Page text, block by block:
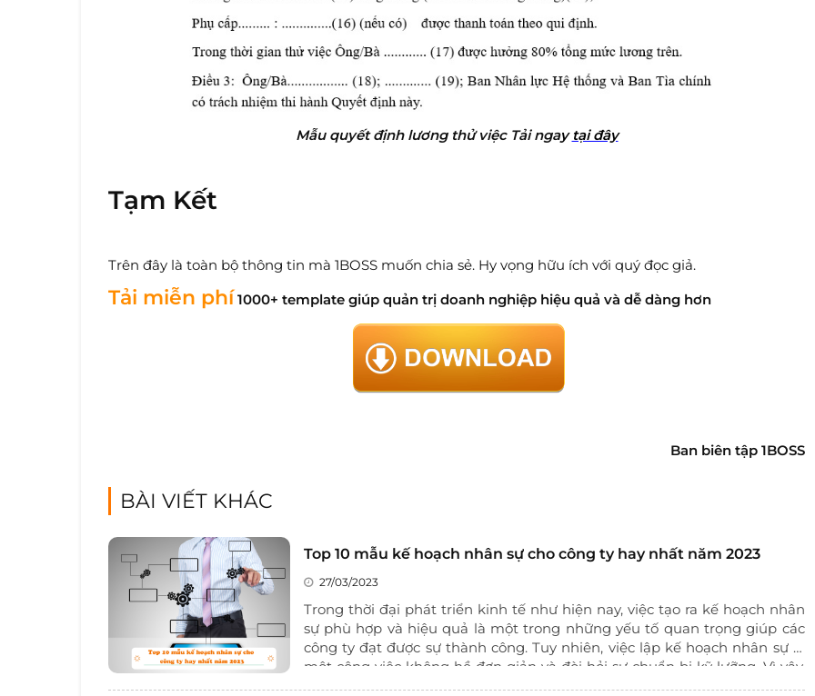
Mẫu quyết định lương thử việc Tải ngay tại đây
Tạm Kết
Trên đây là toàn bộ thông tin mà 1BOSS muốn chia sẻ. Hy vọng hữu ích với quý đọc giả.
Tải miễn phí 1000+ template giúp quản trị doanh nghiệp hiệu quả và dễ dàng hơn
Ban biên tập 1BOSS
BÀI VIẾT KHÁC
Top 10 mẫu kế hoạch nhân sự cho công ty hay nhất năm 2023
27/03/2023
Trong thời đại phát triển kinh tế như hiện nay, việc tạo ra kế hoạch nhân
sự phù hợp và hiệu quả là một trong những yếu tố quan trọng giúp các
công ty đạt được sự thành công. Tuy nhiên, việc lập kế hoạch nhân sự là
một công việc không hề đơn giản và đòi hỏi sự chuẩn bị kỹ lưỡng. Vì vậy,
để giúp cho các doanh nghiệp có thể lập kế hoạch nhân sự đạt hiệu quả